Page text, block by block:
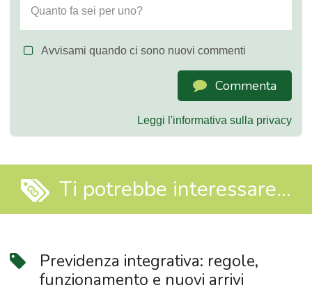
Avvisami quando ci sono nuovi commenti
Commenta
Leggi l'informativa sulla privacy
Ti potrebbe interessare...
Previdenza integrativa: regole,
funzionamento e nuovi arrivi